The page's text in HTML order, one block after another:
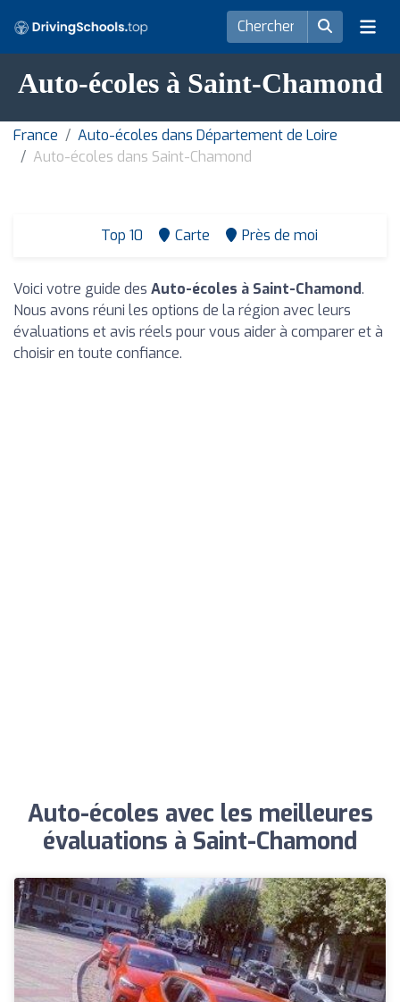
Auto-écoles à Saint-Chamond
France
Auto-écoles dans Département de Loire
Auto-écoles dans Saint-Chamond
Top 10 Carte Près de moi
Voici votre guide des Auto-écoles à Saint-Chamond.
Nous avons réuni les options de la région avec leurs
évaluations et avis réels pour vous aider à comparer et à
choisir en toute confiance.
Auto-écoles avec les meilleures
évaluations à Saint-Chamond